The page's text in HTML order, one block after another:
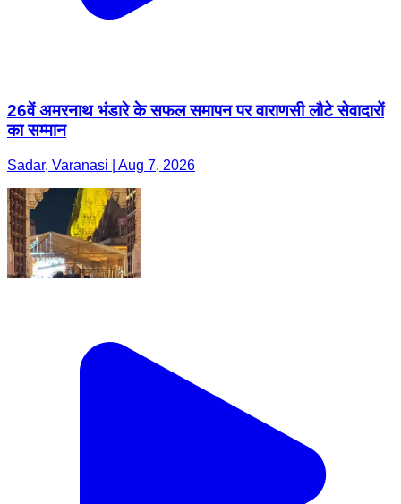
26वें अमरनाथ भंडारे के सफल समापन पर वाराणसी लौटे सेवादारों
का सम्मान
Sadar, Varanasi | Aug 7, 2026